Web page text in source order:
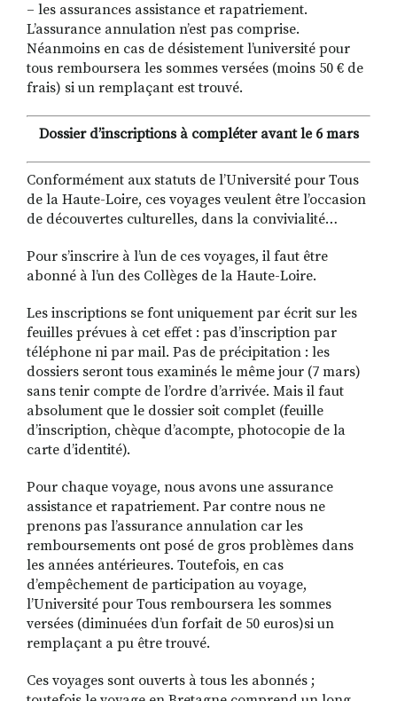
– les assurances assistance et rapatriement.
L’assurance annulation n’est pas comprise.
Néanmoins en cas de désistement l’université pour
tous remboursera les sommes versées (moins 50 € de
frais) si un remplaçant est trouvé.
Dossier d’inscriptions à compléter avant le 6 mars
Conformément aux statuts de l’Université pour Tous
de la Haute-Loire, ces voyages veulent être l’occasion
de découvertes culturelles, dans la convivialité…
Pour s’inscrire à l’un de ces voyages, il faut être
abonné à l’un des Collèges de la Haute-Loire.
Les inscriptions se font uniquement par écrit sur les
feuilles prévues à cet effet : pas d’inscription par
téléphone ni par mail. Pas de précipitation : les
dossiers seront tous examinés le même jour (7 mars)
sans tenir compte de l’ordre d’arrivée. Mais il faut
absolument que le dossier soit complet (feuille
d’inscription, chèque d’acompte, photocopie de la
carte d’identité).
Pour chaque voyage, nous avons une assurance
assistance et rapatriement. Par contre nous ne
prenons pas l’assurance annulation car les
remboursements ont posé de gros problèmes dans
les années antérieures. Toutefois, en cas
d’empêchement de participation au voyage,
l’Université pour Tous remboursera les sommes
versées (diminuées d’un forfait de 50 euros)si un
remplaçant a pu être trouvé.
Ces voyages sont ouverts à tous les abonnés ;